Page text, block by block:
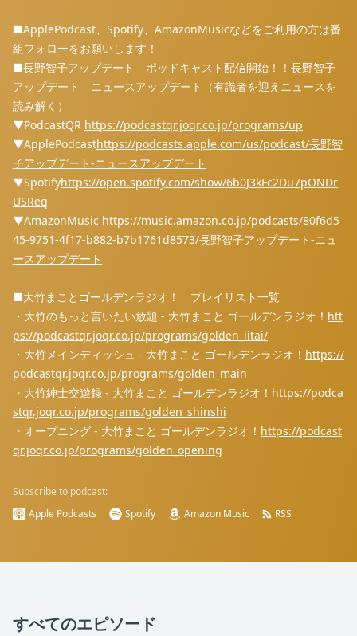
■ApplePodcast、Spotify、AmazonMusicなどをご利用の方は番
組フォローをお願いします！
■長野智子アップデート ポッドキャスト配信開始！！長野智子
アップデート ニュースアップデート（有識者を迎えニュースを
読み解く）
▼PodcastQR ⁠⁠⁠⁠⁠⁠⁠⁠⁠⁠⁠⁠⁠⁠⁠⁠⁠⁠⁠⁠⁠⁠⁠⁠⁠⁠⁠⁠⁠⁠⁠⁠⁠⁠⁠⁠⁠⁠⁠⁠⁠⁠⁠⁠⁠⁠⁠⁠⁠⁠⁠⁠⁠⁠⁠⁠⁠⁠⁠⁠⁠⁠⁠⁠⁠⁠⁠⁠⁠⁠⁠⁠⁠⁠⁠⁠⁠⁠⁠⁠⁠⁠⁠⁠⁠⁠⁠⁠⁠⁠⁠⁠⁠⁠⁠⁠⁠⁠⁠⁠⁠⁠⁠⁠⁠⁠⁠https://podcastqr.joqr.co.jp/programs/up⁠⁠⁠⁠⁠⁠⁠⁠⁠⁠⁠⁠⁠⁠⁠⁠⁠⁠⁠⁠⁠⁠⁠⁠⁠⁠⁠⁠⁠⁠⁠⁠⁠⁠⁠⁠⁠⁠⁠⁠⁠⁠⁠⁠⁠⁠⁠⁠⁠⁠⁠⁠⁠⁠⁠⁠⁠⁠⁠⁠⁠⁠⁠⁠⁠⁠⁠⁠⁠⁠⁠⁠⁠⁠⁠⁠⁠⁠⁠⁠⁠⁠⁠⁠⁠⁠⁠⁠⁠⁠⁠⁠⁠⁠⁠⁠⁠⁠⁠⁠⁠⁠⁠⁠⁠⁠⁠
▼ApplePodcast⁠⁠⁠⁠⁠⁠⁠⁠⁠⁠⁠⁠⁠⁠⁠⁠⁠⁠⁠⁠⁠⁠⁠⁠⁠⁠⁠⁠⁠⁠⁠⁠⁠⁠⁠⁠⁠⁠⁠⁠⁠⁠⁠⁠⁠⁠⁠⁠⁠⁠⁠⁠⁠⁠⁠⁠⁠⁠⁠⁠⁠⁠⁠⁠⁠⁠⁠⁠⁠⁠⁠⁠⁠⁠⁠⁠⁠⁠⁠⁠⁠⁠⁠⁠⁠⁠⁠⁠⁠⁠⁠⁠⁠⁠⁠⁠⁠⁠⁠⁠⁠⁠⁠⁠⁠⁠⁠https://podcasts.apple.com/us/podcast/長野智
子アップデート-ニュースアップデート⁠⁠⁠⁠⁠⁠⁠⁠⁠⁠⁠⁠⁠⁠⁠⁠⁠⁠⁠⁠⁠⁠⁠⁠⁠⁠⁠⁠⁠⁠⁠⁠⁠⁠⁠⁠⁠⁠⁠⁠⁠⁠⁠⁠⁠⁠⁠⁠⁠⁠⁠⁠⁠⁠⁠⁠⁠⁠⁠⁠⁠⁠⁠⁠⁠⁠⁠⁠⁠⁠⁠⁠⁠⁠⁠⁠⁠⁠⁠⁠⁠⁠⁠⁠⁠⁠⁠⁠⁠⁠⁠⁠⁠⁠⁠⁠⁠⁠⁠⁠⁠⁠⁠⁠⁠⁠⁠
▼Spotify⁠⁠⁠⁠⁠⁠⁠⁠⁠⁠⁠⁠⁠⁠⁠⁠⁠⁠⁠⁠⁠⁠⁠⁠⁠⁠⁠⁠⁠⁠⁠⁠⁠⁠⁠⁠⁠⁠⁠⁠⁠⁠⁠⁠⁠⁠⁠⁠⁠⁠⁠⁠⁠⁠⁠⁠⁠⁠⁠⁠⁠⁠⁠⁠⁠⁠⁠⁠⁠⁠⁠⁠⁠⁠⁠⁠⁠⁠⁠⁠⁠⁠⁠⁠⁠⁠⁠⁠⁠⁠⁠⁠⁠⁠⁠⁠⁠⁠⁠⁠⁠⁠⁠⁠⁠⁠⁠https://open.spotify.com/show/6b0J3kFc2Du7pONDr
USReq⁠⁠⁠⁠⁠⁠⁠⁠⁠⁠⁠⁠⁠⁠⁠⁠⁠⁠⁠⁠⁠⁠⁠⁠⁠⁠⁠⁠⁠⁠⁠⁠⁠⁠⁠⁠⁠⁠⁠⁠⁠⁠⁠⁠⁠⁠⁠⁠⁠⁠⁠⁠⁠⁠⁠⁠⁠⁠⁠⁠⁠⁠⁠⁠⁠⁠⁠⁠⁠⁠⁠⁠⁠⁠⁠⁠⁠⁠⁠⁠⁠⁠⁠⁠⁠⁠⁠⁠⁠⁠⁠⁠⁠⁠⁠⁠⁠⁠⁠⁠⁠⁠⁠⁠⁠⁠⁠
▼AmazonMusic ⁠⁠⁠⁠⁠⁠⁠⁠⁠⁠⁠⁠⁠⁠⁠⁠⁠⁠⁠⁠⁠⁠⁠⁠⁠⁠⁠⁠⁠⁠⁠⁠⁠⁠⁠⁠⁠⁠⁠⁠⁠⁠⁠⁠⁠⁠⁠⁠⁠⁠⁠⁠⁠⁠⁠⁠⁠⁠⁠⁠⁠⁠⁠⁠⁠⁠⁠⁠⁠⁠⁠⁠⁠⁠⁠⁠⁠⁠⁠⁠⁠⁠⁠⁠⁠⁠⁠⁠⁠⁠⁠⁠⁠⁠⁠⁠⁠⁠⁠⁠⁠⁠⁠⁠⁠⁠⁠https://music.amazon.co.jp/podcasts/80f6d5
45-9751-4f17-b882-b7b1761d8573/長野智子アップデート-ニュ
ースアップデート⁠⁠⁠⁠⁠⁠⁠⁠⁠⁠⁠⁠⁠⁠⁠⁠⁠⁠⁠⁠⁠⁠⁠⁠⁠⁠⁠⁠⁠⁠⁠⁠⁠⁠⁠⁠⁠⁠⁠⁠⁠⁠⁠⁠⁠⁠⁠⁠⁠⁠⁠⁠⁠⁠⁠⁠⁠⁠⁠⁠⁠⁠⁠⁠⁠⁠⁠⁠⁠⁠⁠⁠⁠⁠⁠⁠⁠⁠⁠⁠⁠⁠⁠⁠⁠⁠⁠⁠⁠⁠⁠⁠⁠⁠⁠⁠⁠⁠⁠⁠⁠⁠⁠⁠⁠⁠⁠
■大竹まことゴールデンラジオ！ プレイリスト一覧
・大竹のもっと言いたい放題 - 大竹まこと ゴールデンラジオ！ ⁠⁠⁠⁠⁠⁠⁠⁠⁠⁠⁠⁠⁠⁠⁠⁠⁠⁠⁠⁠⁠⁠⁠⁠⁠⁠⁠⁠⁠⁠⁠⁠⁠⁠⁠⁠⁠⁠⁠⁠⁠⁠⁠⁠⁠⁠⁠⁠⁠⁠⁠⁠⁠⁠⁠⁠⁠⁠⁠⁠⁠⁠⁠⁠⁠⁠⁠⁠⁠⁠⁠⁠⁠⁠⁠⁠⁠⁠⁠⁠⁠⁠⁠⁠⁠⁠⁠⁠⁠⁠⁠⁠⁠⁠⁠⁠⁠⁠⁠⁠⁠⁠⁠⁠⁠⁠⁠htt
ps://podcastqr.joqr.co.jp/programs/golden_iitai/⁠⁠⁠⁠⁠⁠⁠⁠⁠⁠⁠⁠⁠⁠⁠⁠⁠⁠⁠⁠⁠⁠⁠⁠⁠⁠⁠⁠⁠⁠⁠⁠⁠⁠⁠⁠⁠⁠⁠⁠⁠⁠⁠⁠⁠⁠⁠⁠⁠⁠⁠⁠⁠⁠⁠⁠⁠⁠⁠⁠⁠⁠⁠⁠⁠⁠⁠⁠⁠⁠⁠⁠⁠⁠⁠⁠⁠⁠⁠⁠⁠⁠⁠⁠⁠⁠⁠⁠⁠⁠⁠⁠⁠⁠⁠⁠⁠⁠⁠⁠⁠⁠⁠⁠⁠⁠⁠
・大竹メインディッシュ - 大竹まこと ゴールデンラジオ！ ⁠⁠⁠⁠⁠⁠⁠⁠⁠⁠⁠⁠⁠⁠⁠⁠⁠⁠⁠⁠⁠⁠⁠⁠⁠⁠⁠⁠⁠⁠⁠⁠⁠⁠⁠⁠⁠⁠⁠⁠⁠⁠⁠⁠⁠⁠⁠⁠⁠⁠⁠⁠⁠⁠⁠⁠⁠⁠⁠⁠⁠⁠⁠⁠⁠⁠⁠⁠⁠⁠⁠⁠⁠⁠⁠⁠⁠⁠⁠⁠⁠⁠⁠⁠⁠⁠⁠⁠⁠⁠⁠⁠⁠⁠⁠⁠⁠⁠⁠⁠⁠⁠⁠⁠⁠⁠⁠https://
podcastqr.joqr.co.jp/programs/golden_main⁠⁠⁠⁠⁠⁠⁠⁠⁠⁠⁠⁠⁠⁠⁠⁠⁠⁠⁠⁠⁠⁠⁠⁠⁠⁠⁠⁠⁠⁠⁠⁠⁠⁠⁠⁠⁠⁠⁠⁠⁠⁠⁠⁠⁠⁠⁠⁠⁠⁠⁠⁠⁠⁠⁠⁠⁠⁠⁠⁠⁠⁠⁠⁠⁠⁠⁠⁠⁠⁠⁠⁠⁠⁠⁠⁠⁠⁠⁠⁠⁠⁠⁠⁠⁠⁠⁠⁠⁠⁠⁠⁠⁠⁠⁠⁠⁠⁠⁠⁠⁠⁠⁠⁠⁠⁠⁠
・大竹紳士交遊録 - 大竹まこと ゴールデンラジオ！ ⁠⁠⁠⁠⁠⁠⁠⁠⁠⁠⁠⁠⁠⁠⁠⁠⁠⁠⁠⁠⁠⁠⁠⁠⁠⁠⁠⁠⁠⁠⁠⁠⁠⁠⁠⁠⁠⁠⁠⁠⁠⁠⁠⁠⁠⁠⁠⁠⁠⁠⁠⁠⁠⁠⁠⁠⁠⁠⁠⁠⁠⁠⁠⁠⁠⁠⁠⁠⁠⁠⁠⁠⁠⁠⁠⁠⁠⁠⁠⁠⁠⁠⁠⁠⁠⁠⁠⁠⁠⁠⁠⁠⁠⁠⁠⁠⁠⁠⁠⁠⁠⁠⁠⁠⁠⁠⁠https://podca
stqr.joqr.co.jp/programs/golden_shinshi⁠⁠⁠⁠⁠⁠⁠⁠⁠⁠⁠⁠⁠⁠⁠⁠⁠⁠⁠⁠⁠⁠⁠⁠⁠⁠⁠⁠⁠⁠⁠⁠⁠⁠⁠⁠⁠⁠⁠⁠⁠⁠⁠⁠⁠⁠⁠⁠⁠⁠⁠⁠⁠⁠⁠⁠⁠⁠⁠⁠⁠⁠⁠⁠⁠⁠⁠⁠⁠⁠⁠⁠⁠⁠⁠⁠⁠⁠⁠⁠⁠⁠⁠⁠⁠⁠⁠⁠⁠⁠⁠⁠⁠⁠⁠⁠⁠⁠⁠⁠⁠⁠⁠⁠⁠⁠⁠
・オープニング - 大竹まこと ゴールデンラジオ！ ⁠⁠⁠⁠⁠⁠⁠⁠⁠⁠⁠⁠⁠⁠⁠⁠⁠⁠⁠⁠⁠⁠⁠⁠⁠⁠⁠⁠⁠⁠⁠⁠⁠⁠⁠⁠⁠⁠⁠⁠⁠⁠⁠⁠⁠⁠⁠⁠⁠⁠⁠⁠⁠⁠⁠⁠⁠⁠⁠⁠⁠⁠⁠⁠⁠⁠⁠⁠⁠⁠⁠⁠⁠⁠⁠⁠⁠⁠⁠⁠⁠⁠⁠⁠⁠⁠⁠⁠⁠⁠⁠⁠⁠⁠⁠⁠⁠⁠⁠⁠⁠⁠⁠⁠⁠⁠⁠https://podcast
qr.joqr.co.jp/programs/golden_opening⁠⁠
Subscribe to podcast:
Apple Podcasts
Spotify Amazon Music RSS
すべてのエピソード